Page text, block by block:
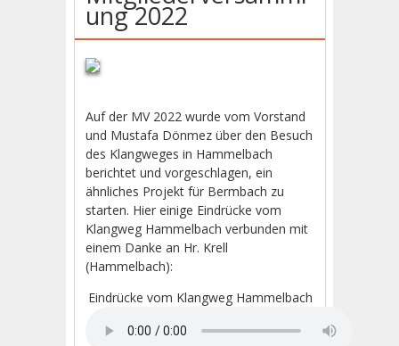
ung 2022
Auf der MV 2022 wurde vom Vorstand
und Mustafa Dönmez über den Besuch
des Klangweges in Hammelbach
berichtet und vorgeschlagen, ein
ähnliches Projekt für Bermbach zu
starten. Hier einige Eindrücke vom
Klangweg Hammelbach verbunden mit
einem Danke an Hr. Krell
(Hammelbach):
Eindrücke vom Klangweg Hammelbach